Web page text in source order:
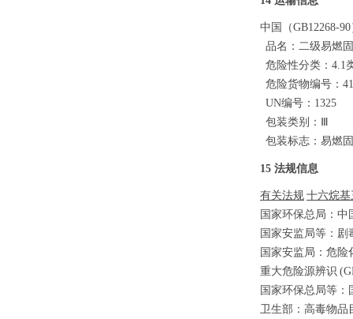
中国（GB12268-
品名：二级易燃
危险性分类：4.1
危险货物编号：
UN编号：1325
包装类别：
包装标志：易燃
15 法规信息
有关法规 十六烷
国家环保总局：
国家安监局等：剧
国家安监局：危险
重大危险源辨识
国家环保总局等
卫生部：高毒物品